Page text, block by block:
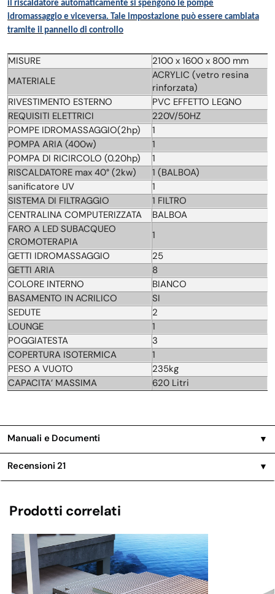
il riscaldatore automaticamente si spengono le pompe
idromassaggio e viceversa. Tale impostazione può essere cambiata
tramite il pannello di controllo
MISURE
2100 x 1600 x 800 mm
MATERIALE
ACRYLIC (vetro resina
rinforzata)
RIVESTIMENTO ESTERNO
PVC EFFETTO LEGNO
REQUISITI ELETTRICI
220V/50HZ
POMPE IDROMASSAGGIO(2hp)
1
POMPA ARIA (400w)
1
POMPA DI RICIRCOLO (0.20hp)
1
RISCALDATORE max 40° (2kw)
1 (BALBOA)
sanificatore UV
1
SISTEMA DI FILTRAGGIO
1 FILTRO
CENTRALINA COMPUTERIZZATA
BALBOA
FARO A LED SUBACQUEO
CROMOTERAPIA
1
GETTI IDROMASSAGGIO
25
GETTI ARIA
8
COLORE INTERNO
BIANCO
BASAMENTO IN ACRILICO
SI
SEDUTE
2
LOUNGE
1
POGGIATESTA
3
COPERTURA ISOTERMICA
1
PESO A VUOTO
235kg
CAPACITA’ MASSIMA
620 Litri
Manuali e Documenti ▼
Recensioni21 ▼
Prodotti correlati